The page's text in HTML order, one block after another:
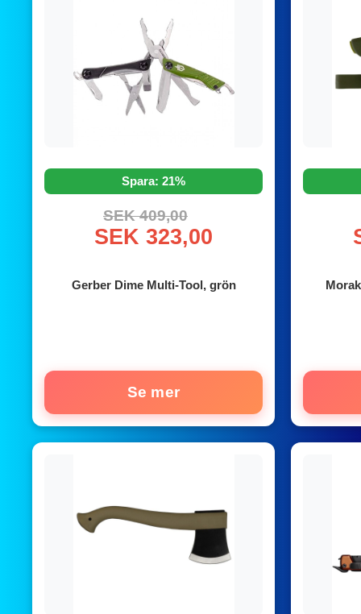
Spara: 21%
SEK 409,00
SEK 323,00
Gerber Dime Multi-Tool, grön
Se mer